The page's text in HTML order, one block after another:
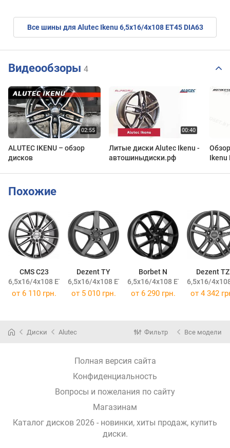
Все шины для Alutec Ikenu 6,5x16/4x108 ET45 DIA63
Видеообзоры 4
ALUTEC IKENU – обзор
дисков
Литые диски Alutec Ikenu -
автошиныдиски.рф
Ikenu
Похожие
CMS C23
6,5x16/4x108 ET47,5 DIA63,4
Dezent TY
6,5x16/4x108 ET47,5 DIA63,4
Borbet N
6,5x16/4x108 ET47 DIA63,4
Dezent TZ
6,5x16/
от 6 110 грн. от 5 010 грн. от 6 290 грн. от 4 342
Диски Alutec Фильтр Все модели
Полная версия сайта
Конфиденциальность
Вопросы и пожелания по сайту
Магазинам
Каталог дисков 2026 - новинки, хиты продаж, купить
диски.